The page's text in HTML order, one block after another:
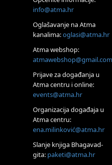
Tečaj Višeg Vodstva,
Online
Postanite Nositelj Vibracije
Visoko
Alemka Dauskardt –
konstelacija
Zagreb
HOD PO ŽERAVICI –
SoulFest – Festival glazbe,
Zagreb
Access BARS® edukacija
info@atma.hr
Oglašavanje na Atma
kanalima:oglasi@atma.hr
Atma webshop:
atmawebshop@gmail.com
Prijave za događanja u
Atma centru i online:
events@atma.hr
Organizacija događaja u
Atma centru:
ena.milinković@atma.hr
Slanje knjiga Bhagavad-
gita: paketi@atma.hr